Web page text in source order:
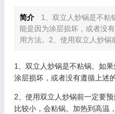
简介
1、双立人炒锅是不粘
能是因为涂层损坏，或者没
用方法。2、使用双立人炒锅
1、双立人炒锅是不粘锅。如
涂层损坏，或者没有遵循上述
2、使用双立人炒锅前一定要
比较小，会粘锅。加热到高温